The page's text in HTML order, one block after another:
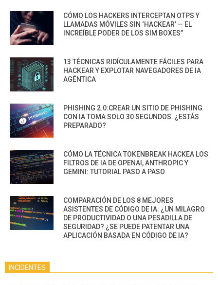
CÓMO LOS HACKERS INTERCEPTAN OTPS Y
LLAMADAS MÓVILES SIN ‘HACKEAR’ — EL
INCREÍBLE PODER DE LOS SIM BOXES”
13 TÉCNICAS RIDÍCULAMENTE FÁCILES PARA
HACKEAR Y EXPLOTAR NAVEGADORES DE IA
AGÉNTICA
PHISHING 2.0:CREAR UN SITIO DE PHISHING
CON IA TOMA SOLO 30 SEGUNDOS. ¿ESTÁS
PREPARADO?
CÓMO LA TÉCNICA TOKENBREAK HACKEA LOS
FILTROS DE IA DE OPENAI, ANTHROPIC Y
GEMINI: TUTORIAL PASO A PASO
COMPARACIÓN DE LOS 8 MEJORES
ASISTENTES DE CÓDIGO DE IA: ¿UN MILAGRO
DE PRODUCTIVIDAD O UNA PESADILLA DE
SEGURIDAD? ¿SE PUEDE PATENTAR UNA
APLICACIÓN BASADA EN CÓDIGO DE IA?
INCIDENTES